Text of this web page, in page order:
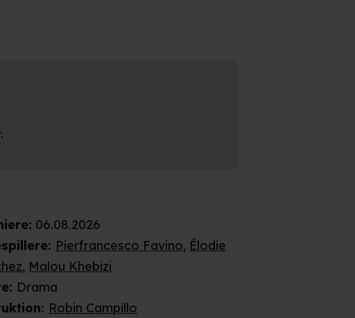
: 06.08.2026
: Pierfrancesco Favino, Élodie
, Malou Khebizi
: Drama
: Robin Campillo